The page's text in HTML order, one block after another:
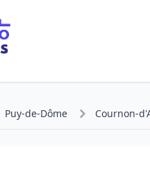
Puy-de-Dôme Cournon-